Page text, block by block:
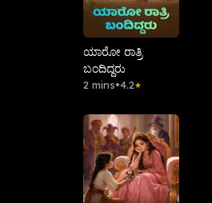
ಯಾರೋ ರಾತ್ರಿ
ಬಂದಿದ್ದರು
2 mins•4.2★